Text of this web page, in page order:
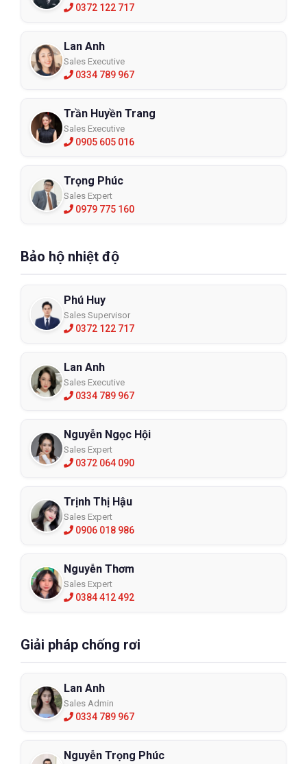
0372 122 717
Lan Anh
Sales Executive
0334 789 967
Trần Huyền Trang
Sales Executive
0905 605 016
Trọng Phúc
Sales Expert
0979 775 160
Bảo hộ nhiệt độ
Phú Huy
Sales Supervisor
0372 122 717
Lan Anh
Sales Executive
0334 789 967
Nguyễn Ngọc Hội
Sales Expert
0372 064 090
Trịnh Thị Hậu
Sales Expert
0906 018 986
Nguyễn Thơm
Sales Expert
0384 412 492
Giải pháp chống rơi
Lan Anh
Sales Admin
0334 789 967
Nguyễn Trọng Phúc